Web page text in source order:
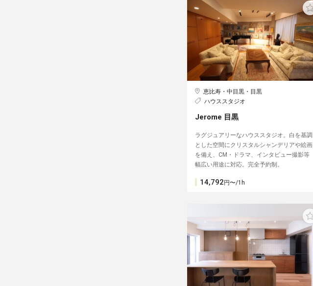
恵比寿・中目黒・目黒
ハウススタジオ
Jerome 目黒
ラグジュアリーなハウススタジオ。白を基調
とした空間にクリスタルシャンデリアや絵画
を備え、CM・ドラマ、インタビュー撮影等
幅広い用途に対応。完全予約制。
14,792 円〜/1h